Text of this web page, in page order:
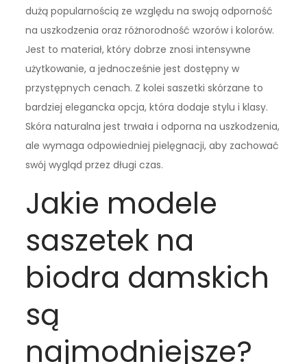
dużą popularnością ze względu na swoją odporność
na uszkodzenia oraz różnorodność wzorów i kolorów.
Jest to materiał, który dobrze znosi intensywne
użytkowanie, a jednocześnie jest dostępny w
przystępnych cenach. Z kolei saszetki skórzane to
bardziej elegancka opcja, która dodaje stylu i klasy.
Skóra naturalna jest trwała i odporna na uszkodzenia,
ale wymaga odpowiedniej pielęgnacji, aby zachować
swój wygląd przez długi czas.
Jakie modele
saszetek na
biodra damskich
są
najmodniejsze?